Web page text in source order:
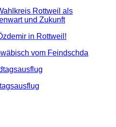
Rottweil als
und Zukunft
in Rottweil!
vom Feindschda